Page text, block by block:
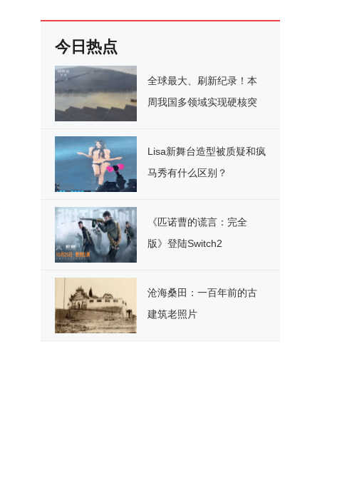
今日热点
全球最大、刷新纪录！本
周我国多领域实现硬核突
Lisa新舞台造型被质疑和疯
马秀有什么区别？
《匹诺曹的谎言：完全
版》登陆Switch2
沧海桑田：一百年前的古
建筑老照片